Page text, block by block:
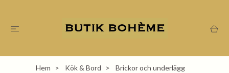
Hem Kök & Bord
Brickor och underlägg